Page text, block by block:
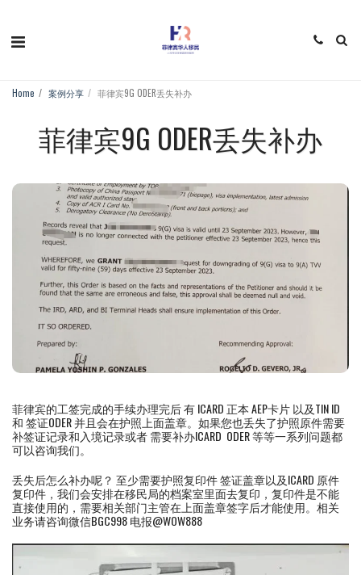
Home 案例分享 菲律宾9G ODER丢失补办
菲律宾9G ODER丢失补办
菲律宾的工签完成的手续办理完后 有 ICARD 正本 AEP卡片 以及TIN ID
和 签证ODER 并且会在护照上面盖章。如果您也丢失了护照原件需要
补签证记录和入境记录或者 需要补办ICARD ODER 等等一系列问题都
可以咨询我们。
丢失后怎么补办呢？ 至少需要护照复印件 签证盖章以及ICARD 原件
复印件，我们会安排在移民局的档案室里面去复印，复印件是不能
直接使用的，需要相关部门主管在上面盖章签字后才能使用。相关
业务请咨询微信BGC998 电报@WOW888